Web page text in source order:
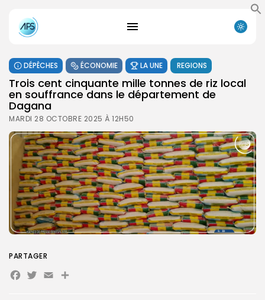
DÉPÊCHES ÉCONOMIE LA UNE REGIONS
Trois cent cinquante mille tonnes de riz local
en souffrance dans le département de
Dagana
MARDI 28 OCTOBRE 2025 À 12H50
PARTAGER
Facebook
Twitter
EmailPartager